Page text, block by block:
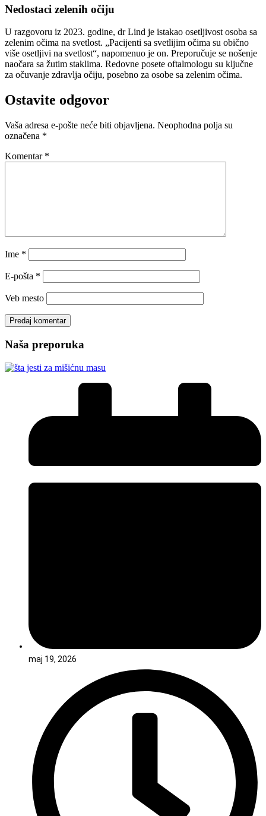
Nedostaci zelenih očiju
U razgovoru iz 2023. godine, dr Lind je istakao osetljivost osoba sa
zelenim očima na svetlost. „Pacijenti sa svetlijim očima su obično
više osetljivi na svetlost“, napomenuo je on. Preporučuje se nošenje
naočara sa žutim staklima. Redovne posete oftalmologu su ključne
za očuvanje zdravlja očiju, posebno za osobe sa zelenim očima.
Ostavite odgovor
Vaša adresa e-pošte neće biti objavljena. Neophodna polja su
označena *
Komentar *
Ime *
E-pošta *
Veb mesto
Naša preporuka
maj 19, 2026